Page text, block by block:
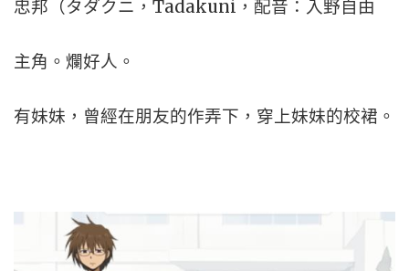
忠邦（タダクニ，Tadakuni，配音：入野自由
主角。爛好人。
有妹妹，曾經在朋友的作弄下，穿上妹妹的校裙。